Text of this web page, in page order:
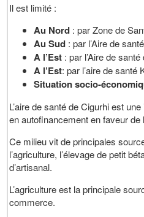
Il est limité :
Au Nord : par Zone de
Au Sud : par l’Aire de
A l’Est : par l’Aire de
A l’Est: par l’aire de santé
Situation socio-
L’aire de santé de Cigurhi est
en autofinancement en faveur de
Ce milieu vit de principales
l’agriculture, l’élevage de petit
d’artisanal.
L’agriculture est la principale
commerce.